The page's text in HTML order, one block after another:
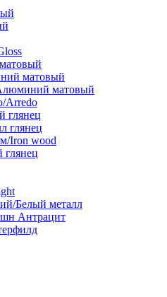
матовый
матовый
Arredo
глянец
глянец
Iron wood
Белый металл
Антрацит